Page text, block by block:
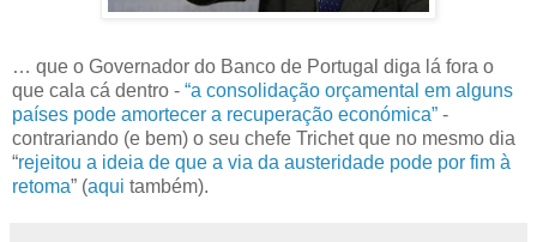
… que o Governador do Banco de Portugal diga lá fora o
que cala cá dentro - “a consolidação orçamental em alguns
países pode amortecer a recuperação económica” -
contrariando (e bem) o seu chefe Trichet que no mesmo dia
“rejeitou a ideia de que a via da austeridade pode por fim à
retoma” (aqui também).